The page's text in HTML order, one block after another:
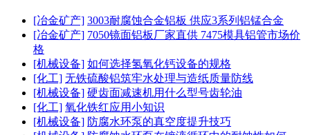
[冶金矿产] 3003耐腐蚀合金铝板 供应3系列铝锰合金
[冶金矿产] 7050镜面铝板厂家直供 7475模具铝管市场价
格
[机械设备] 如何选择氢氧化钙设备的规格
[化工] 无铁硫酸铝筑牢水处理与造纸质量防线
[机械设备] 硬齿面减速机用什么型号齿轮油
[化工] 氧化铁红应用小知识
[机械设备] 防腐水环泵的真空度提升技巧